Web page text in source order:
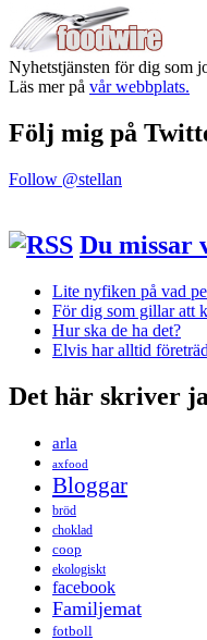
Nyhetstjänsten för dig som
Läs mer på vår webbplats.
Följ mig på
Follow @stellan
Du missar
Lite nyfiken på vad
För dig som gillar att
Hur ska de ha det?
Elvis har alltid
Det här skriver
arla
axfood
Bloggar
bröd
choklad
coop
ekologiskt
facebook
Familjemat
fotboll